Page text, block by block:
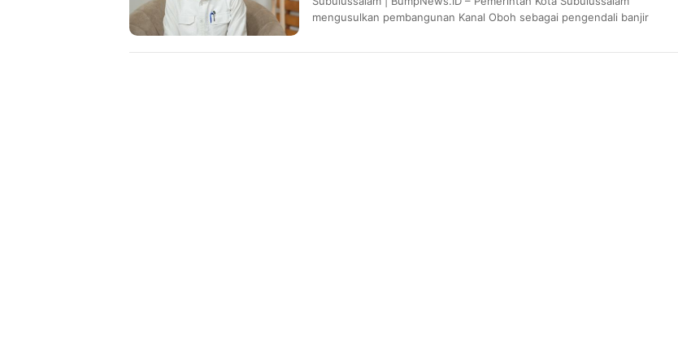
mengusulkan pembangunan Kanal Oboh sebagai pengendali banjir
(PSN). Usulan…